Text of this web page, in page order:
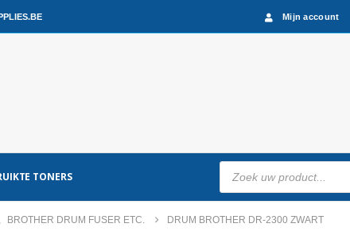
Mijn account
TONERS
Producten
zoeken
, BROTHER DRUM FUSER ETC. DRUM BROTHER DR-2300 ZWART